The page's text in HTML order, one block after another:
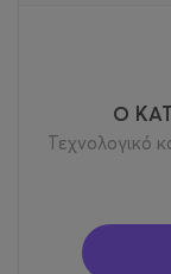
Ο
Τεχνολογικό